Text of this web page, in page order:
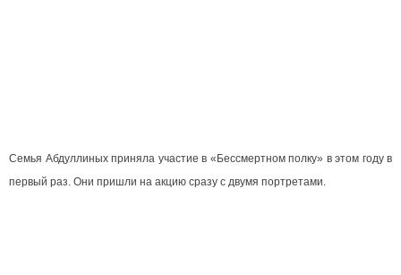
Семья Абдуллиных приняла участие в «Бессмертном полку» в этом году в
первый раз. Они пришли на акцию сразу с двумя портретами.